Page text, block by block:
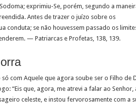
exprimiu-Se, porém, segundo a
Antes de trazer o juízo sobre os
conduta; se não houvessem passado os
— Patriarcas e Profetas, 138, 139.
com Aquele que agora soube ser o Filho de
“Eis que, agora, me atrevi a falar ao Senhor,
celeste, e instou fervorosamente com a